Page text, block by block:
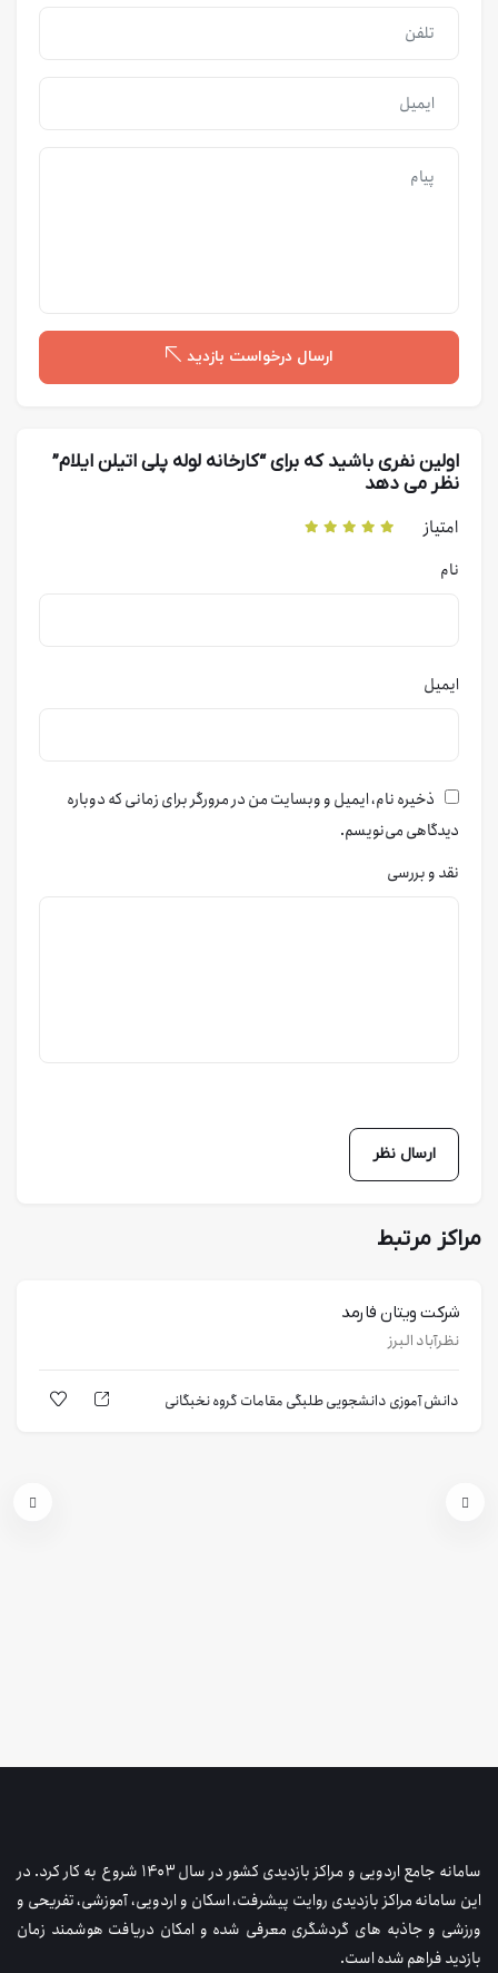
ارسال درخواست بازدید
اولین نفری باشید که برای “کارخانه لوله پلی اتیلن ایلام”
نظر می دهد
امتیاز
نام
ایمیل
ذخیره نام، ایمیل و وبسایت من در مرورگر برای زمانی که دوباره
دیدگاهی می‌نویسم.
نقد و بررسی
مراکز مرتبط
شرکت ویتان فارمد
نظرآباد البرز
دانش آموزیدانشجوییطلبگیمقاماتگروه نخبگانی
سامانه جامع اردویی و مراکز بازدیدی کشور در سال ۱۴۰۳ شروع به کار کرد. در
این سامانه مراکز بازدیدی روایت پیشرفت، اسکان و اردویی، آموزشی، تفریحی و
ورزشی و جاذبه های گردشگری معرفی شده و امکان دریافت هوشمند زمان
بازدید فراهم شده است.